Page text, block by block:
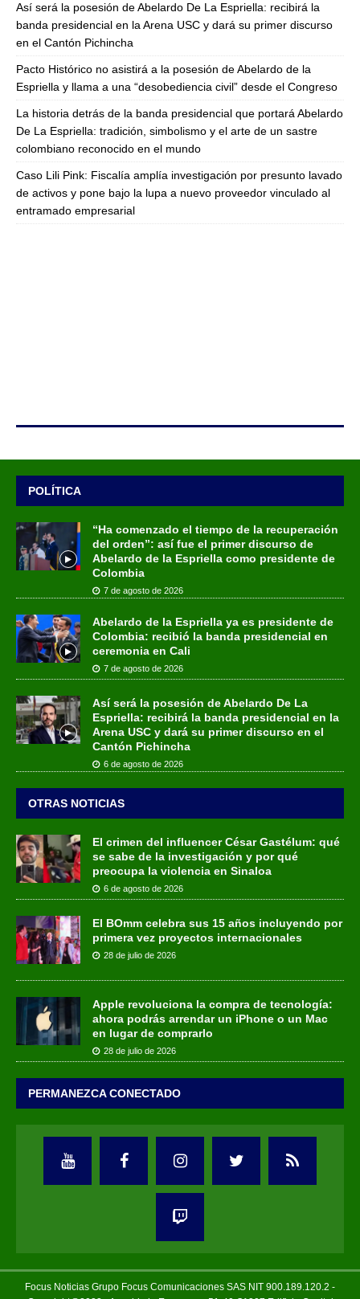
Así será la posesión de Abelardo De La Espriella: recibirá la
banda presidencial en la Arena USC y dará su primer discurso
en el Cantón Pichincha
Pacto Histórico no asistirá a la posesión de Abelardo de la
Espriella y llama a una “desobediencia civil” desde el Congreso
La historia detrás de la banda presidencial que portará Abelardo
De La Espriella: tradición, simbolismo y el arte de un sastre
colombiano reconocido en el mundo
Caso Lili Pink: Fiscalía amplía investigación por presunto lavado
de activos y pone bajo la lupa a nuevo proveedor vinculado al
entramado empresarial
POLÍTICA
“Ha comenzado el tiempo de la recuperación
del orden”: así fue el primer discurso de
Abelardo de la Espriella como presidente de
Colombia
7 de agosto de 2026
Abelardo de la Espriella ya es presidente de
Colombia: recibió la banda presidencial en
ceremonia en Cali
7 de agosto de 2026
Así será la posesión de Abelardo De La
Espriella: recibirá la banda presidencial en la
Arena USC y dará su primer discurso en el
Cantón Pichincha
6 de agosto de 2026
OTRAS NOTICIAS
El crimen del influencer César Gastélum: qué
se sabe de la investigación y por qué
preocupa la violencia en Sinaloa
6 de agosto de 2026
El BOmm celebra sus 15 años incluyendo por
primera vez proyectos internacionales
28 de julio de 2026
Apple revoluciona la compra de tecnología:
ahora podrás arrendar un iPhone o un Mac
en lugar de comprarlo
28 de julio de 2026
PERMANEZCA CONECTADO
Focus Noticias Grupo Focus Comunicaciones SAS NIT 900.189.120.2 -